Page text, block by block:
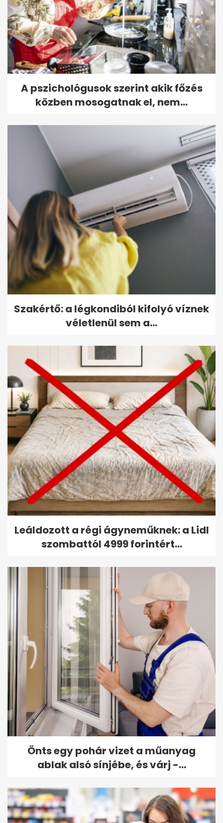
A pszichológusok szerint akik főzés
közben mosogatnak el, nem...
Szakértő: a légkondiból kifolyó víznek
véletlenül sem a...
Leáldozott a régi ágyneműknek: a Lidl
szombattól 4999 forintért...
Önts egy pohár vizet a műanyag
ablak alsó sínjébe, és várj -...